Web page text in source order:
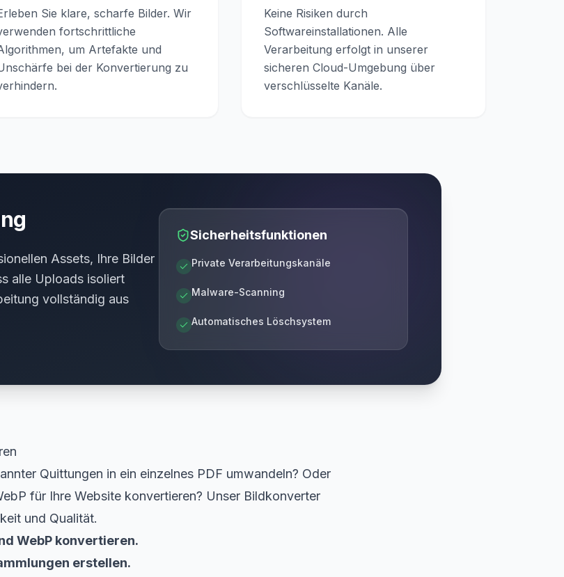
Sie klare, scharfe Bilder. Wir
fortschrittliche
um Artefakte und
bei der Konvertierung zu
Keine Risiken durch
Softwareinstallationen. Alle
Verarbeitung erfolgt in unserer
sicheren Cloud-Umgebung über
verschlüsselte Kanäle.
Assets, Ihre Bilder
alle Uploads isoliert
vollständig aus
Sicherheitsfunktionen
Private Verarbeitungskanäle
Malware-Scanning
Automatisches Löschsystem
Quittungen in ein einzelnes PDF umwandeln? Oder
für Ihre Website konvertieren? Unser Bildkonverter
und Qualität.
WebP konvertieren.
erstellen.